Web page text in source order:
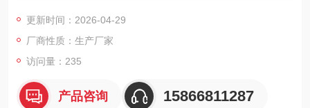
更新时间：2026-04-29
厂商性质：生产厂家
访问量：235
产品咨询 15866811287